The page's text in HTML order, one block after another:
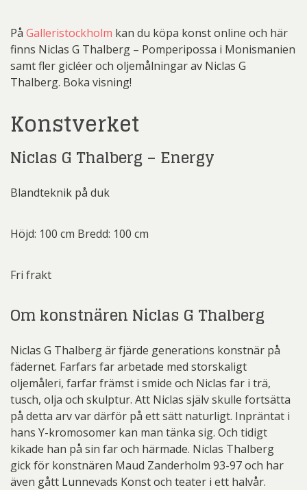
På Galleristockholm kan du köpa konst online och här
finns Niclas G Thalberg – Pomperipossa i Monismanien
samt fler gicléer och oljemålningar av Niclas G
Thalberg. Boka visning!
Konstverket
Niclas G Thalberg – Energy
Blandteknik på duk
Höjd: 100 cm Bredd: 100 cm
Fri frakt
Om konstnären Niclas G Thalberg
Niclas G Thalberg är fjärde generations konstnär på
fädernet. Farfars far arbetade med storskaligt
oljemåleri, farfar främst i smide och Niclas far i trä,
tusch, olja och skulptur. Att Niclas själv skulle fortsätta
på detta arv var därför på ett sätt naturligt. Inpräntat i
hans Y-kromosomer kan man tänka sig. Och tidigt
kikade han på sin far och härmade. Niclas Thalberg
gick för konstnären Maud Zanderholm 93-97 och har
även gått Lunnevads Konst och teater i ett halvår.